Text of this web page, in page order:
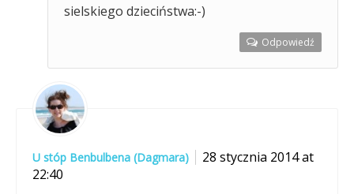
sielskiego dzieciństwa:-)
Odpowiedź
U stóp Benbulbena (Dagmara)
28 stycznia 2014 at
22:40